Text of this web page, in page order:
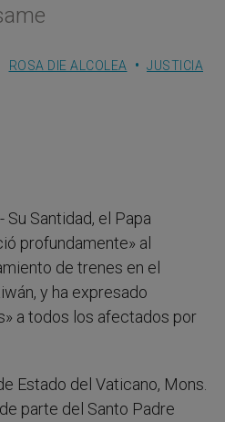
ROSA DIE ALCOLEA
JUSTICIA
Santidad, el Papa
profundamente» al
de trenes en el
y ha expresado
a todos los afectados por
Estado del Vaticano, Mons.
parte del Santo Padre